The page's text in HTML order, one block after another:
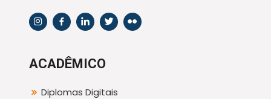
ACADÊMICO
Diplomas Digitais